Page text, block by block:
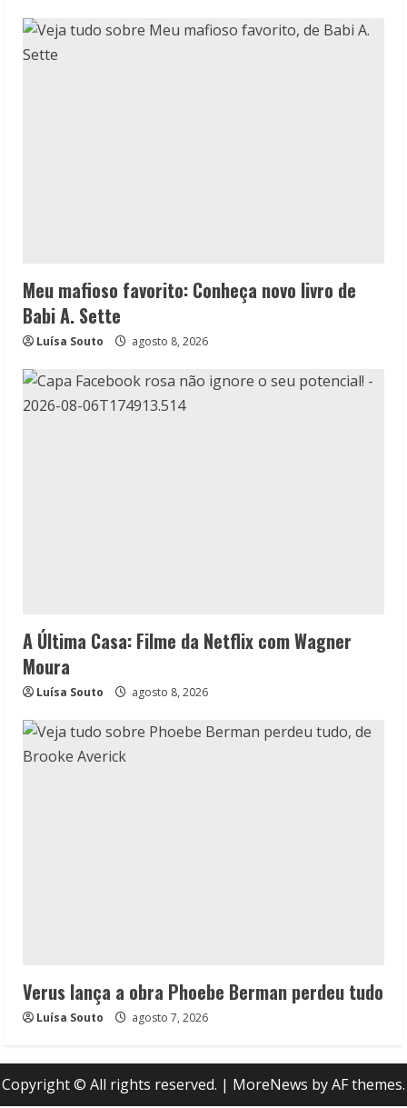
Meu mafioso favorito: Conheça novo livro de
Babi A. Sette
Luísa Souto agosto 8, 2026
A Última Casa: Filme da Netflix com Wagner
Moura
Luísa Souto agosto 8, 2026
Verus lança a obra Phoebe Berman perdeu tudo
Luísa Souto agosto 7, 2026
Copyright © All rights reserved. | MoreNews by AF themes.